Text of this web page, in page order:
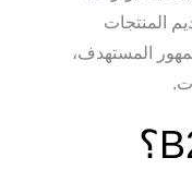
المنتجات
المستهدف،